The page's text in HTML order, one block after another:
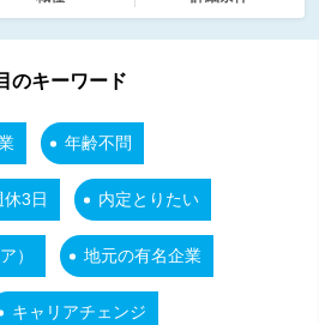
のキーワード
年齢不問
休3日 内定とりたい
） 地元の有名企業
キャリアチェンジ